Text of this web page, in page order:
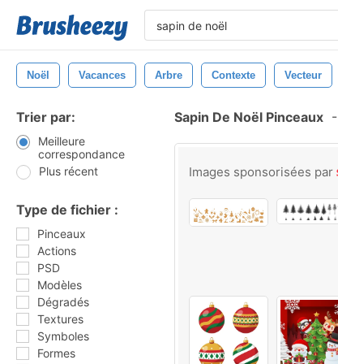
Noël Vacances Arbre Contexte Vecteur
Trier par:
Meilleure
correspondance
Plus récent
Type de fichier :
Pinceaux
Actions
PSD
Modèles
Dégradés
Textures
Symboles
Formes
Sapin De Noël Pinceaux -
Images sponsorisées par